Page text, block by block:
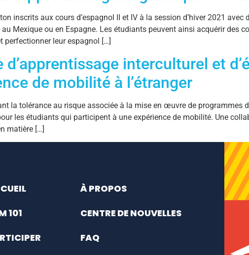
inscrits aux cours d’espagnol II et IV à la session d’hiver 2021
Mexique ou en Espagne. Les étudiants peuvent ainsi acquérir des
leur espagnol […]
interculturel et
de mobilité à l’étranger
la tolérance au risque associée à la mise en œuvre de programmes
les étudiants qui participent à une expérience de mobilité. Une
matière […]
101
À PROPOS
CENTRE DE NOUVELLES
FAQ